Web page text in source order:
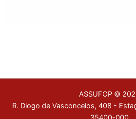
ASSUFOP ©
R. Diogo de Vasconcelos, 408 -